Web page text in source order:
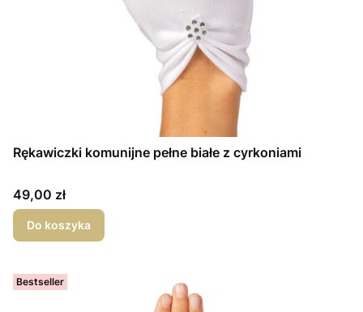
Rękawiczki komunijne pełne białe z cyrkoniami
Cena
49,00 zł
Do koszyka
Bestseller